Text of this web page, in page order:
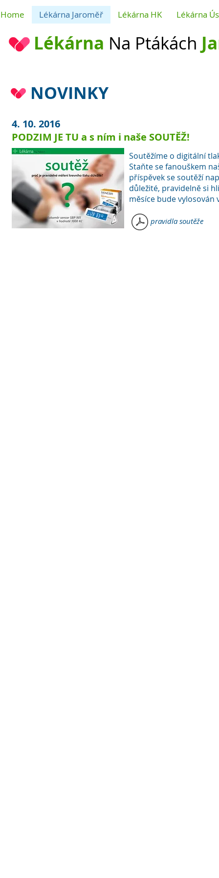
Home Lékárna Jaroměř Lékárna HK Lékárna
Lékárna Na Ptákách
NOVINKY
4. 10. 2016
PODZIM JE TU a s ním i naše SOUTĚŽ!
Soutěžíme o digitální
Staňte se fanouškem
příspěvek se soutěží
důležité, pravidelně si
měsíce bude vylosován
pravidla soutěže